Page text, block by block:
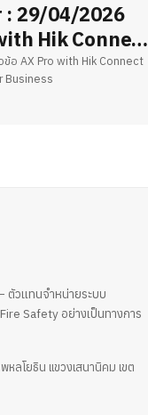
: 29/04/2026
Hik Connect
for Business
ข้อ AX Pro with Hik Connect
Business
ตัวแทนจำหน่ายระบบ
Safety อย่างเป็นทางการ
ลโยธิน แขวงเสนานิคม เขต